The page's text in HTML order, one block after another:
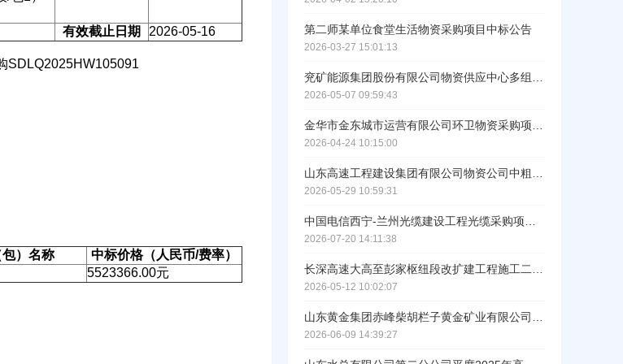
有效截止日期 2026-05-16
SDLQ2025HW105091
）名称
中标价格（人民币/费率）
5523366.00元
第二师某单位食堂生活物资采购项目中标公告
2026-03-27 15:01:13
2026-05-07 09:59:43
2026-04-24 10:15:00
2026-05-29 10:59:31
2026-07-20 14:11:38
2026-05-12 10:02:07
2026-06-09 14:39:27
迎入驻供应商 ဆ
填写联系电话后会有服务中心的工作人员给您致电！